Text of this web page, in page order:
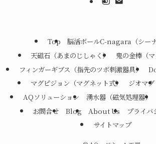
Top
脳活ボールC-nagara（シーナ
天磁石（あまのじしゃく）
鬼の金棒（マ
フィンガーギブス（指先のツボ刺激器具）
マグピジョン（マグネット式）
ジオマグ
AQソリューション
湧水器（磁気処理器）
お問合せ
Blog About Us
プライバ
サイトマップ